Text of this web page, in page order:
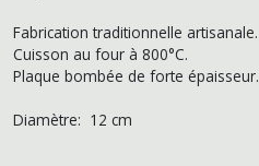
Fabrication traditionnelle artisanale.
Cuisson au four à 800°C.
Plaque bombée de forte épaisseur.
Diamètre: 12 cm